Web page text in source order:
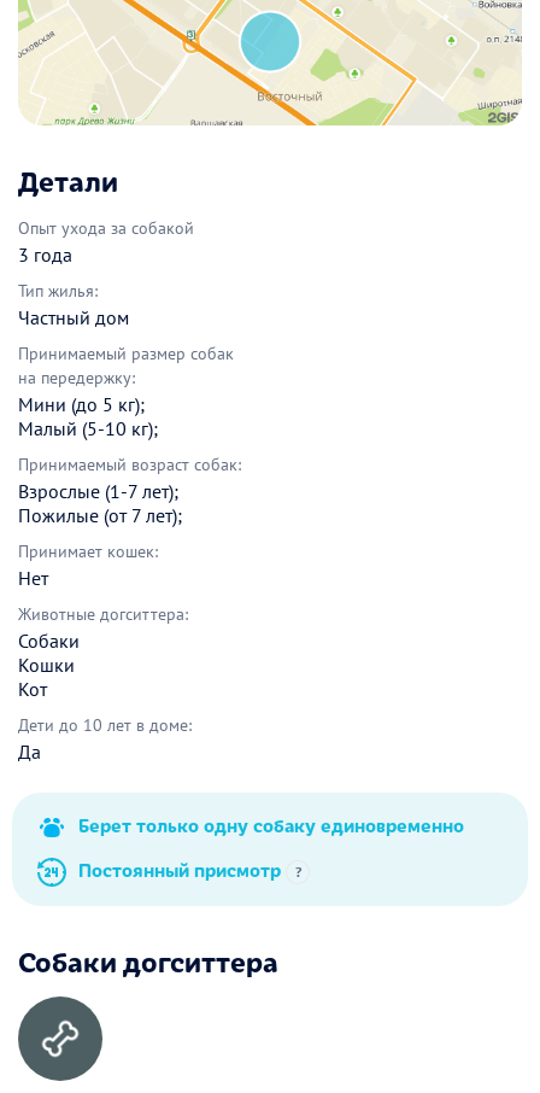
Детали
Опыт ухода за собакой
3 года
Тип жилья:
Частный дом
Принимаемый размер собак
на передержку:
Мини (до 5 кг);
Малый (5-10 кг);
Принимаемый возраст собак:
Взрослые (1-7 лет);
Пожилые (от 7 лет);
Принимает кошек:
Нет
Животные догситтера:
Собаки
Кошки
Кот
Дети до 10 лет в доме:
Да
Берет только одну собаку единовременно
Постоянный присмотр
?
Собаки догситтера